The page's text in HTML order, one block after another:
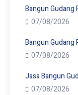
Bangun Gudang
07/08/2026
Bangun Gudang
07/08/2026
Jasa Bangun
07/08/2026